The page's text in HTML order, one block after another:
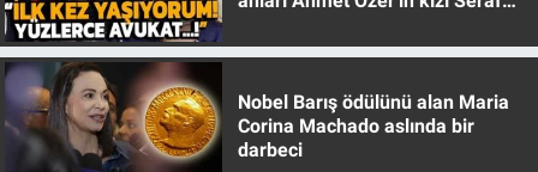
Nobel Barış ödülünü alan Maria
Corina Machado aslında bir
darbeci